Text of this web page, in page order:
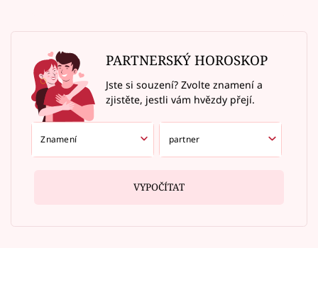
PARTNERSKÝ HOROSKOP
Jste si souzení? Zvolte znamení a
zjistěte, jestli vám hvězdy přejí.
VYPOČÍTAT